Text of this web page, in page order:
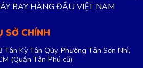
BAY HÀNG ĐẦU VIỆT NAM
SỞ CHÍNH
Tân Kỳ Tân Qúy, Phường Tân Sơn Nhì,
(Quận Tân Phú cũ)